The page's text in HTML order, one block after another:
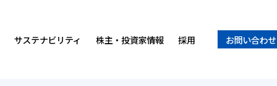
サステナビリティ 株主・投資家情報 採用 お問い合わせ